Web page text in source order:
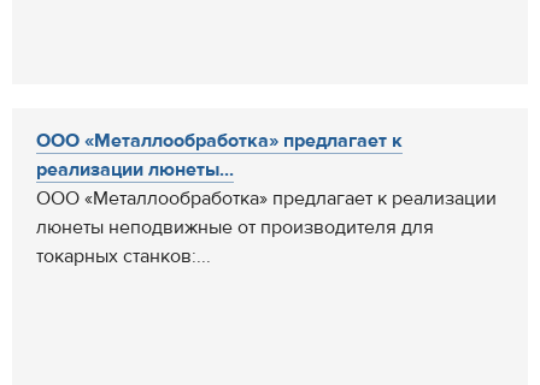
ООО «Металлообработка» предлагает к
реализации люнеты...
ООО «Металлообработка» предлагает к реализации
люнеты неподвижные от производителя для
токарных станков:...